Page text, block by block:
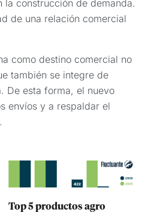
la construcción de demanda.
de una relación comercial
como destino comercial no
también se integre de
De esta forma, el nuevo
envíos y a respaldar el
Top 5 productos agro